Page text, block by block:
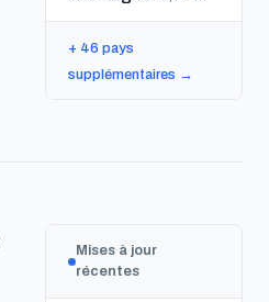
+ 46 pays
supplémentaires →
Mises à jour
récentes